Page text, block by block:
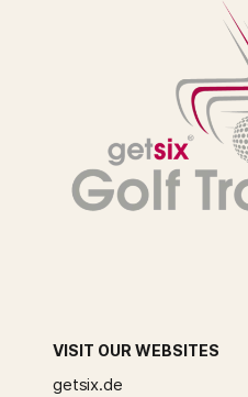
VISIT OUR WEBSITES
getsix.de